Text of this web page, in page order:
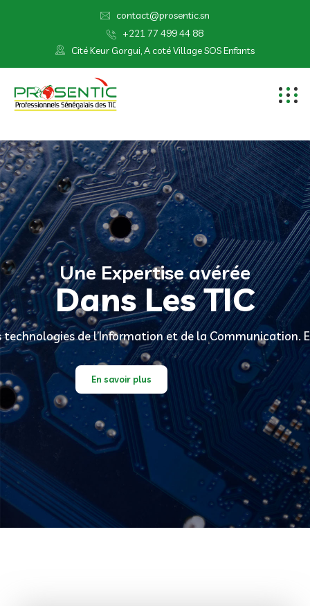
contact@prosentic.sn
+221 77 499 44 88
Cité Keur Gorgui, A coté Village SOS Enfants
Dans Les TIC
Une Expertise avérée
technologies de l’Information et de la
En savoir plus